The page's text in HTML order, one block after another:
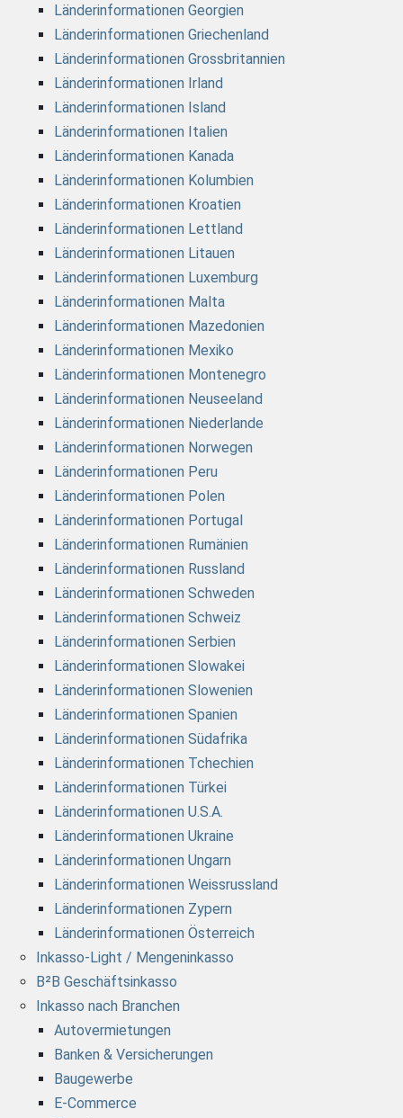
Länderinformationen Georgien
Länderinformationen Griechenland
Länderinformationen Grossbritannien
Länderinformationen Irland
Länderinformationen Island
Länderinformationen Italien
Länderinformationen Kanada
Länderinformationen Kolumbien
Länderinformationen Kroatien
Länderinformationen Lettland
Länderinformationen Litauen
Länderinformationen Luxemburg
Länderinformationen Malta
Länderinformationen Mazedonien
Länderinformationen Mexiko
Länderinformationen Montenegro
Länderinformationen Neuseeland
Länderinformationen Niederlande
Länderinformationen Norwegen
Länderinformationen Peru
Länderinformationen Polen
Länderinformationen Portugal
Länderinformationen Rumänien
Länderinformationen Russland
Länderinformationen Schweden
Länderinformationen Schweiz
Länderinformationen Serbien
Länderinformationen Slowakei
Länderinformationen Slowenien
Länderinformationen Spanien
Länderinformationen Südafrika
Länderinformationen Tchechien
Länderinformationen Türkei
Länderinformationen U.S.A.
Länderinformationen Ukraine
Länderinformationen Ungarn
Länderinformationen Weissrussland
Länderinformationen Zypern
Länderinformationen Österreich
Inkasso-Light / Mengeninkasso
B²B Geschäftsinkasso
Inkasso nach Branchen
Autovermietungen
Banken & Versicherungen
Baugewerbe
E-Commerce